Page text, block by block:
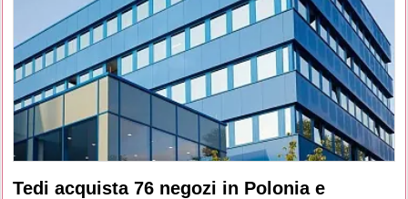
Tedi acquista 76 negozi in Polonia e